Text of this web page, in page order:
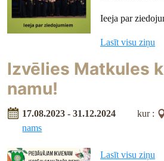
Ieeja par
Lasīt visu ziņu
Izvēlies Matkules
namu!
17.08.2023 - 31.12.2024 kur :
nams
Lasīt visu ziņu